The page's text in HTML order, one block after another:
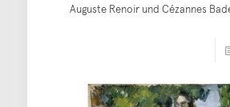
Auguste Renoir und Cézannes